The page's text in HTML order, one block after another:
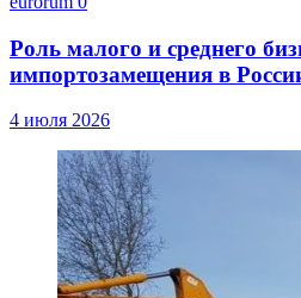
Роль малого и среднего
импортозамещения в
4 июля 2026